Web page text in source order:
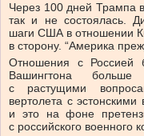
Через 100 дней Трампа
так и не состоялась.
шаги США в отношении
в сторону. “Америка
Отношения с Россией
Вашингтона больше
с растущими
вертолета с
и это на фоне
с российского военного